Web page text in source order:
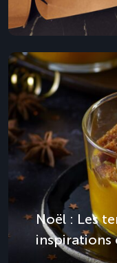
Noël : Les
inspirations